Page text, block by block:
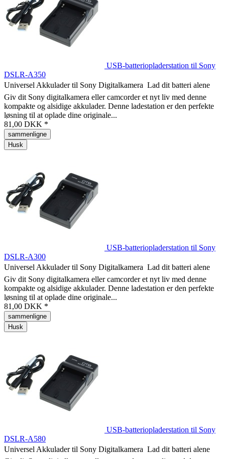
USB-batteriopladerstation til Sony
DSLR-A350
Universel Akkulader til Sony Digitalkamera  Lad dit batteri alene
Giv dit Sony digitalkamera eller camcorder et nyt liv med denne
kompakte og alsidige akkulader. Denne ladestation er den perfekte
løsning til at oplade dine originale...
81,00 DKK *
sammenligne
Husk
USB-batteriopladerstation til Sony
DSLR-A300
Universel Akkulader til Sony Digitalkamera  Lad dit batteri alene
Giv dit Sony digitalkamera eller camcorder et nyt liv med denne
kompakte og alsidige akkulader. Denne ladestation er den perfekte
løsning til at oplade dine originale...
81,00 DKK *
sammenligne
Husk
USB-batteriopladerstation til Sony
DSLR-A580
Universel Akkulader til Sony Digitalkamera  Lad dit batteri alene